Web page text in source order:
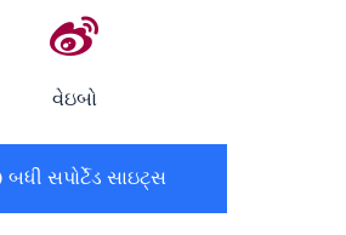
વેઇબો
બધી સપોર્ટેડ સાઇટ્સ